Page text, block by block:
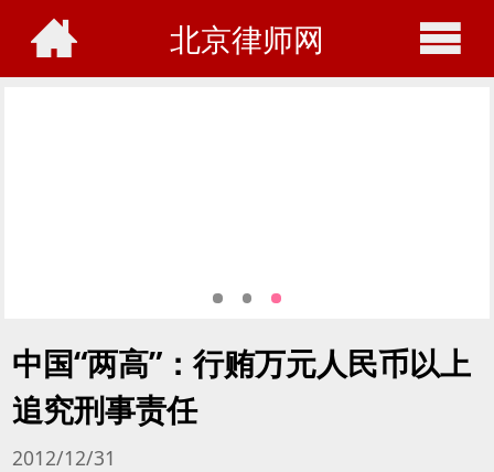
北京律师网
中国“两高”：行贿万元人民币以上
追究刑事责任
2012/12/31